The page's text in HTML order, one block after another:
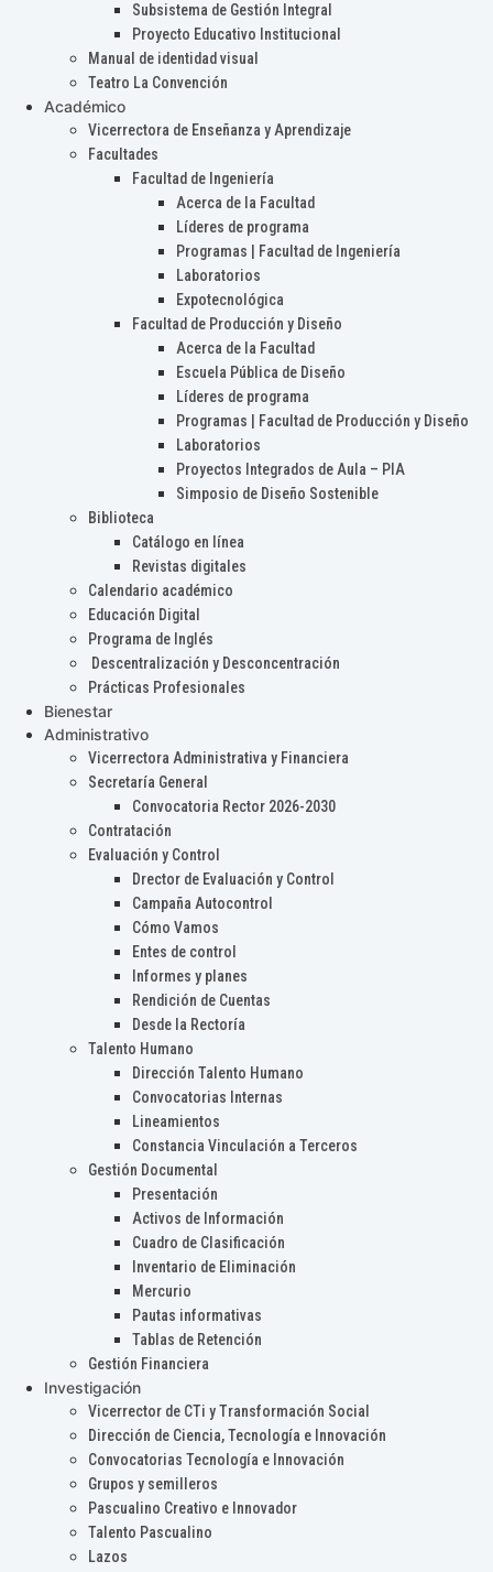
Subsistema de Gestión Integral
Proyecto Educativo Institucional
Manual de identidad visual
Teatro La Convención
Académico
Vicerrectora de Enseñanza y Aprendizaje
Facultades
Facultad de Ingeniería
Acerca de la Facultad
Líderes de programa
Programas | Facultad de Ingeniería
Laboratorios
Expotecnológica
Facultad de Producción y Diseño
Acerca de la Facultad
Escuela Pública de Diseño
Líderes de programa
Programas | Facultad de Producción y Diseño
Laboratorios
Proyectos Integrados de Aula – PIA
Simposio de Diseño Sostenible
Biblioteca
Catálogo en línea
Revistas digitales
Calendario académico
Educación Digital
Programa de Inglés
Descentralización y Desconcentración
Prácticas Profesionales
Bienestar
Administrativo
Vicerrectora Administrativa y Financiera
Secretaría General
Convocatoria Rector 2026-2030
Contratación
Evaluación y Control
Drector de Evaluación y Control
Campaña Autocontrol
Cómo Vamos
Entes de control
Informes y planes
Rendición de Cuentas
Desde la Rectoría
Talento Humano
Dirección Talento Humano
Convocatorias Internas
Lineamientos
Constancia Vinculación a Terceros
Gestión Documental
Presentación
Activos de Información
Cuadro de Clasificación
Inventario de Eliminación
Mercurio
Pautas informativas
Tablas de Retención
Gestión Financiera
Investigación
Vicerrector de CTi y Transformación Social
Dirección de Ciencia, Tecnología e Innovación
Convocatorias Tecnología e Innovación
Grupos y semilleros
Pascualino Creativo e Innovador
Talento Pascualino
Lazos